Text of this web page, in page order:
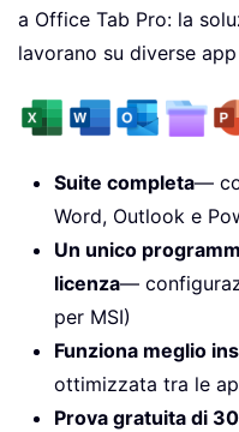
a Office Tab Pro: la
lavorano su diverse
Suite completa—
Word, Outlook e
Un unico
licenza—
per MSI)
Funziona meglio
ottimizzata tra le
Prova gratuita di